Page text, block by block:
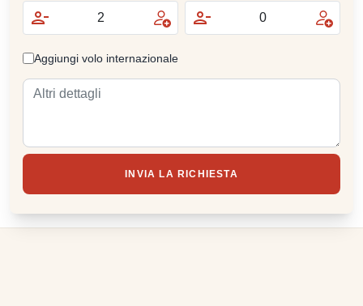
Aggiungi volo internazionale
INVIA LA RICHIESTA